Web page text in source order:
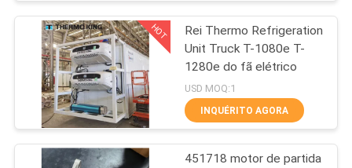
CONTROLE
QUALIDADE
CONTACTE-
NOS
Unidades de
refrigeração do
portador
HOT
Rei Thermo Refrigeration
Unit Truck T-1080e T-
1280e do fã elétrico
USD MOQ:1
INQUÉRITO AGORA
451718 motor de partida